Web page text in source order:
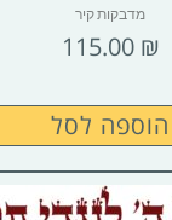
מדבקות קיר
115.00 ₪
הוספה לסל